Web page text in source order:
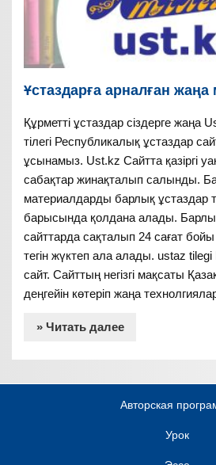
Ұстаздарға арналған жаңа
Құрметті ұстаздар сіздерге жаңа
тілегі Республикалық ұстаздар
ұсынамыз. Ust.kz Сайтта қазіргі
сабақтар жинақталып салынды.
материалдарды барлық ұстаздар
барысында қолдана алады. Барлық
сайттарда сақталып 24 сағат бойы
тегін жүктеп ала алады. ustaz tilegi
сайт. Сайттың негізгі мақсаты
деңгейін көтеріп жаңа
» Читать далее
Авторская
Урок